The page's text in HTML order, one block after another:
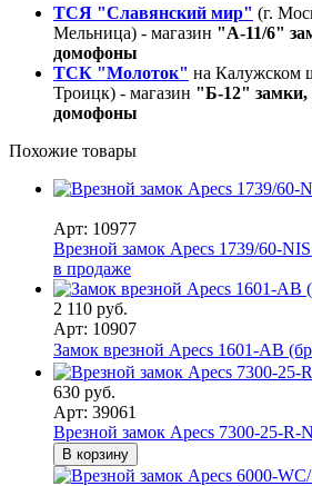
ТСЯ "Славянский мир" (г.
Мельница) - магазин "А-11/6"
домофоны
ТСК "Молоток" на Калужском
Троицк) - магазин "Б-12" замки,
домофоны
Похожие товары
Арт: 10977
Врезной замок Apecs 1739/60-
в продаже
2 110 руб.
Арт: 10907
Замок врезной Apecs 1601-AB
630 руб.
Арт: 39061
Врезной замок Apecs 7300-25-R-
В корзину